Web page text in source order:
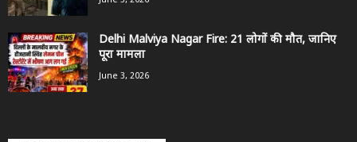
Delhi Malviya Nagar Fire: 21 लोगों की मौत, जानिए
पूरा मामला
June 3, 2026